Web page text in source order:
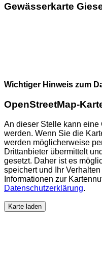
Gewässerkarte
Wichtiger Hinweis zum
OpenStreetMap-
An dieser Stelle kann eine
werden. Wenn Sie die
werden möglicherweise
Drittanbieter übermittelt
gesetzt. Daher ist es
speichert und Ihr
Informationen zur
Datenschutzerklärung.
Karte laden